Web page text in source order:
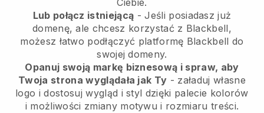
Ciebie.
Lub połącz istniejącą - Jeśli posiadasz już
domenę, ale chcesz korzystać z Blackbell,
możesz łatwo podłączyć platformę Blackbell do
swojej domeny.
Opanuj swoją markę biznesową i spraw, aby
Twoja strona wyglądała jak Ty - załaduj własne
logo i dostosuj wygląd i styl dzięki palecie kolorów
i możliwości zmiany motywu i rozmiaru treści.